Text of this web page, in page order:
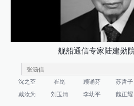
舰船通信专家陆建勋
沈之荃 崔崑 顾诵芬 苏哲子
戴汝为
刘玉清 李幼平 魏正耀